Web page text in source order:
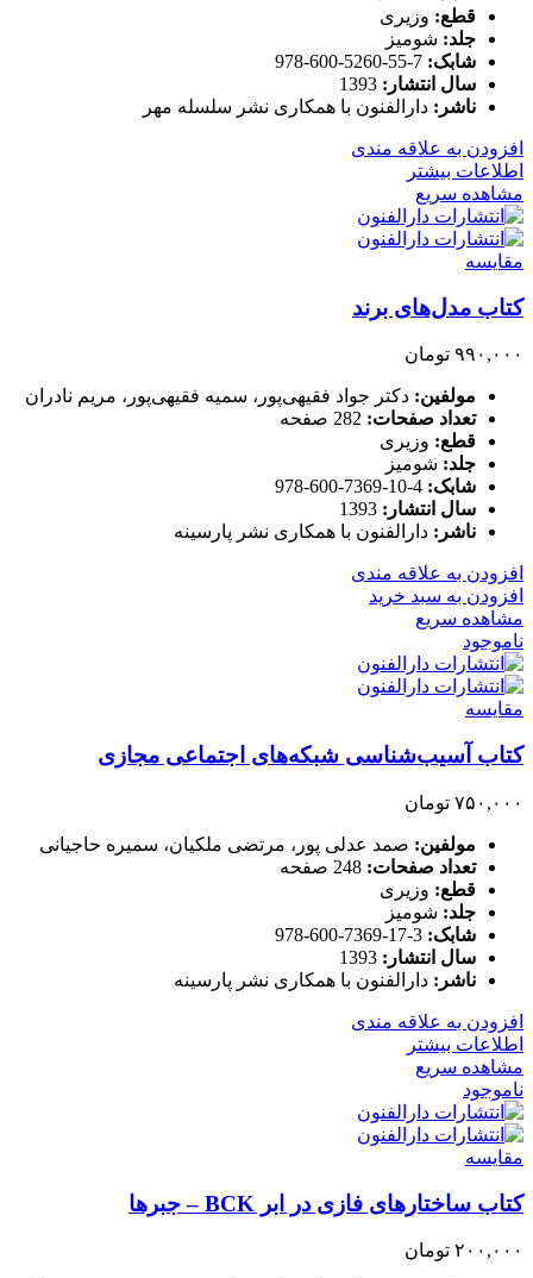
قطع: وزیری
جلد: شومیز
شابک:
سال انتشار:
ناشر: دارالفنون با همکاری نشر سلسله مهر
افزودن به علاقه مندی
اطلاعات بیشتر
مشاهده سریع
مقایسه
کتاب مدل‌های برند
۹۹۰,۰۰۰ تومان
مولفین: دکتر جواد فقیهی‌پور، سمیه فقیهی‌پور، مریم نادران
تعداد صفحات:
قطع: وزیری
جلد: شومیز
شابک:
سال انتشار:
ناشر: دارالفنون با همکاری نشر پارسینه
افزودن به علاقه مندی
افزودن به سبد خرید
مشاهده سریع
ناموجود
مقایسه
کتاب آسیب‌شناسی شبکه‌های اجتماعی مجازی
۷۵۰,۰۰۰ تومان
مولفین: صمد عدلی پور، مرتضی ملکیان، سمیره حاجیانی
تعداد صفحات:
قطع: وزیری
جلد: شومیز
شابک:
سال انتشار:
ناشر: دارالفنون با همکاری نشر پارسینه
افزودن به علاقه مندی
اطلاعات بیشتر
مشاهده سریع
ناموجود
مقایسه
کتاب ساختارهای فازی در ابر BCK – جبرها
۲۰۰,۰۰۰ تومان